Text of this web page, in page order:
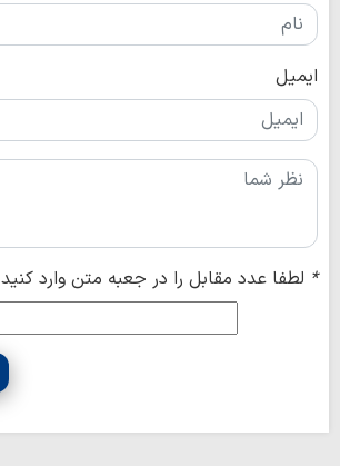
ایمیل
* لطفا عدد مقابل را در جعبه متن وارد کنید